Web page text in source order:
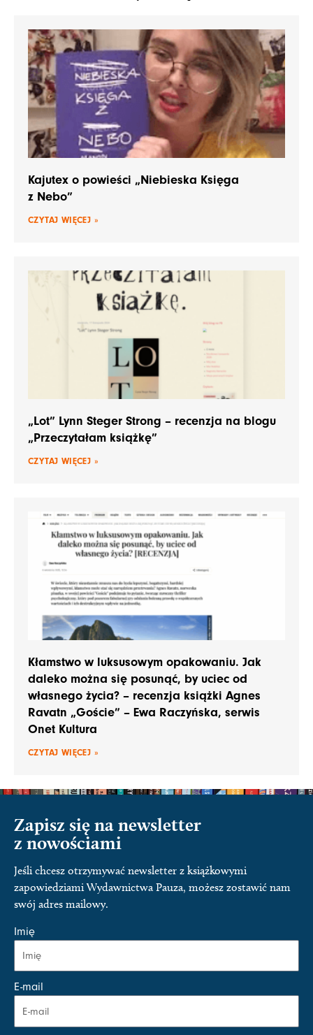
Kajutex o powieści „Niebieska Księga
z Nebo”
CZYTAJ WIĘCEJ »
„Lot” Lynn Steger Strong – recenzja na blogu
„Przeczytałam książkę”
CZYTAJ WIĘCEJ »
Kłamstwo w luksusowym opakowaniu. Jak
daleko można się posunąć, by uciec od
własnego życia? – recenzja książki Agnes
Ravatn „Goście” – Ewa Raczyńska, serwis
Onet Kultura
CZYTAJ WIĘCEJ »
Zapisz się na newsletter
z nowościami
Jeśli chcesz otrzymywać newsletter z książkowymi
zapowiedziami Wydawnictwa Pauza, możesz zostawić nam
swój adres mailowy.
Imię
E-mail